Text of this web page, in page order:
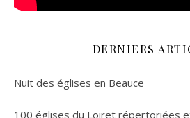
DERNIERS
Nuit des églises en Beauce
100 églises du Loiret répertoriées